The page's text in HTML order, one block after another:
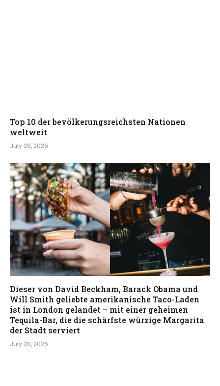
Top 10 der bevölkerungsreichsten Nationen
weltweit
July 28, 2026
Dieser von David Beckham, Barack Obama und
Will Smith geliebte amerikanische Taco-Laden
ist in London gelandet – mit einer geheimen
Tequila-Bar, die die schärfste würzige Margarita
der Stadt serviert
July 28, 2026